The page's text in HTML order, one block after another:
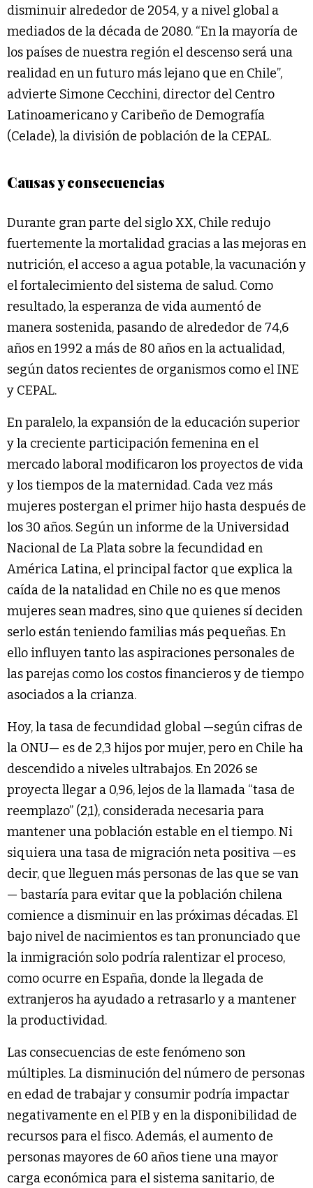
disminuir alrededor de 2054, y a nivel global a
mediados de la década de 2080. “En la mayoría de
los países de nuestra región el descenso será una
realidad en un futuro más lejano que en Chile”,
advierte Simone Cecchini, director del Centro
Latinoamericano y Caribeño de Demografía
(Celade), la división de población de la CEPAL.
Causas y consecuencias
Durante gran parte del siglo XX, Chile redujo
fuertemente la mortalidad gracias a las mejoras en
nutrición, el acceso a agua potable, la vacunación y
el fortalecimiento del sistema de salud. Como
resultado, la esperanza de vida aumentó de
manera sostenida, pasando de alrededor de 74,6
años en 1992 a más de 80 años en la actualidad,
según datos recientes de organismos como el INE
y CEPAL.
En paralelo, la expansión de la educación superior
y la creciente participación femenina en el
mercado laboral modificaron los proyectos de vida
y los tiempos de la maternidad. Cada vez más
mujeres postergan el primer hijo hasta después de
los 30 años. Según un informe de la Universidad
Nacional de La Plata sobre la fecundidad en
América Latina, el principal factor que explica la
caída de la natalidad en Chile no es que menos
mujeres sean madres, sino que quienes sí deciden
serlo están teniendo familias más pequeñas. En
ello influyen tanto las aspiraciones personales de
las parejas como los costos financieros y de tiempo
asociados a la crianza.
Hoy, la tasa de fecundidad global —según cifras de
la ONU— es de 2,3 hijos por mujer, pero en Chile ha
descendido a niveles ultrabajos. En 2026 se
proyecta llegar a 0,96, lejos de la llamada “tasa de
reemplazo” (2,1), considerada necesaria para
mantener una población estable en el tiempo. Ni
siquiera una tasa de migración neta positiva —es
decir, que lleguen más personas de las que se van
— bastaría para evitar que la población chilena
comience a disminuir en las próximas décadas. El
bajo nivel de nacimientos es tan pronunciado que
la inmigración solo podría ralentizar el proceso,
como ocurre en España, donde la llegada de
extranjeros ha ayudado a retrasarlo y a mantener
la productividad.
Las consecuencias de este fenómeno son
múltiples. La disminución del número de personas
en edad de trabajar y consumir podría impactar
negativamente en el PIB y en la disponibilidad de
recursos para el fisco. Además, el aumento de
personas mayores de 60 años tiene una mayor
carga económica para el sistema sanitario, de